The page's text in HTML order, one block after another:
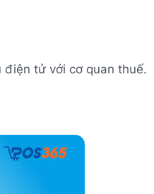
tử với cơ quan thuế.